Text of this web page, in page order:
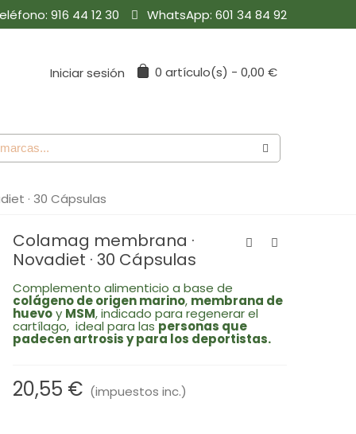
916 44 12 30 WhatsApp: 601 34 84 92
Iniciar sesión 0 artículo(s) - 0,00 €
· 30 Cápsulas
Colamag membrana ·
Novadiet · 30 Cápsulas
Complemento alimenticio a base de
colágeno de origen marino, membrana de
huevoy MSM, indicado para regenerar el
cartílago, ideal para laspersonas que
padecen artrosis y para los deportistas.
20,55 € (impuestos inc.)